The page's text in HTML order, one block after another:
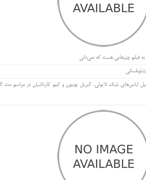
به فیلم چیزهایی هست که نمی‌دانی
لباس‌های بلیک لایولی، گبریل یونیون و کیم کارداشیان در مراسم مت